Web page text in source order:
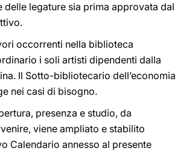
delle legature sia prima approvata dal
occorrenti nella biblioteca
i soli artisti dipendenti dalla
Il Sotto-bibliotecario dell’economia
nei casi di bisogno.
presenza e studio, da
viene ampliato e stabilito
Calendario annesso al presente